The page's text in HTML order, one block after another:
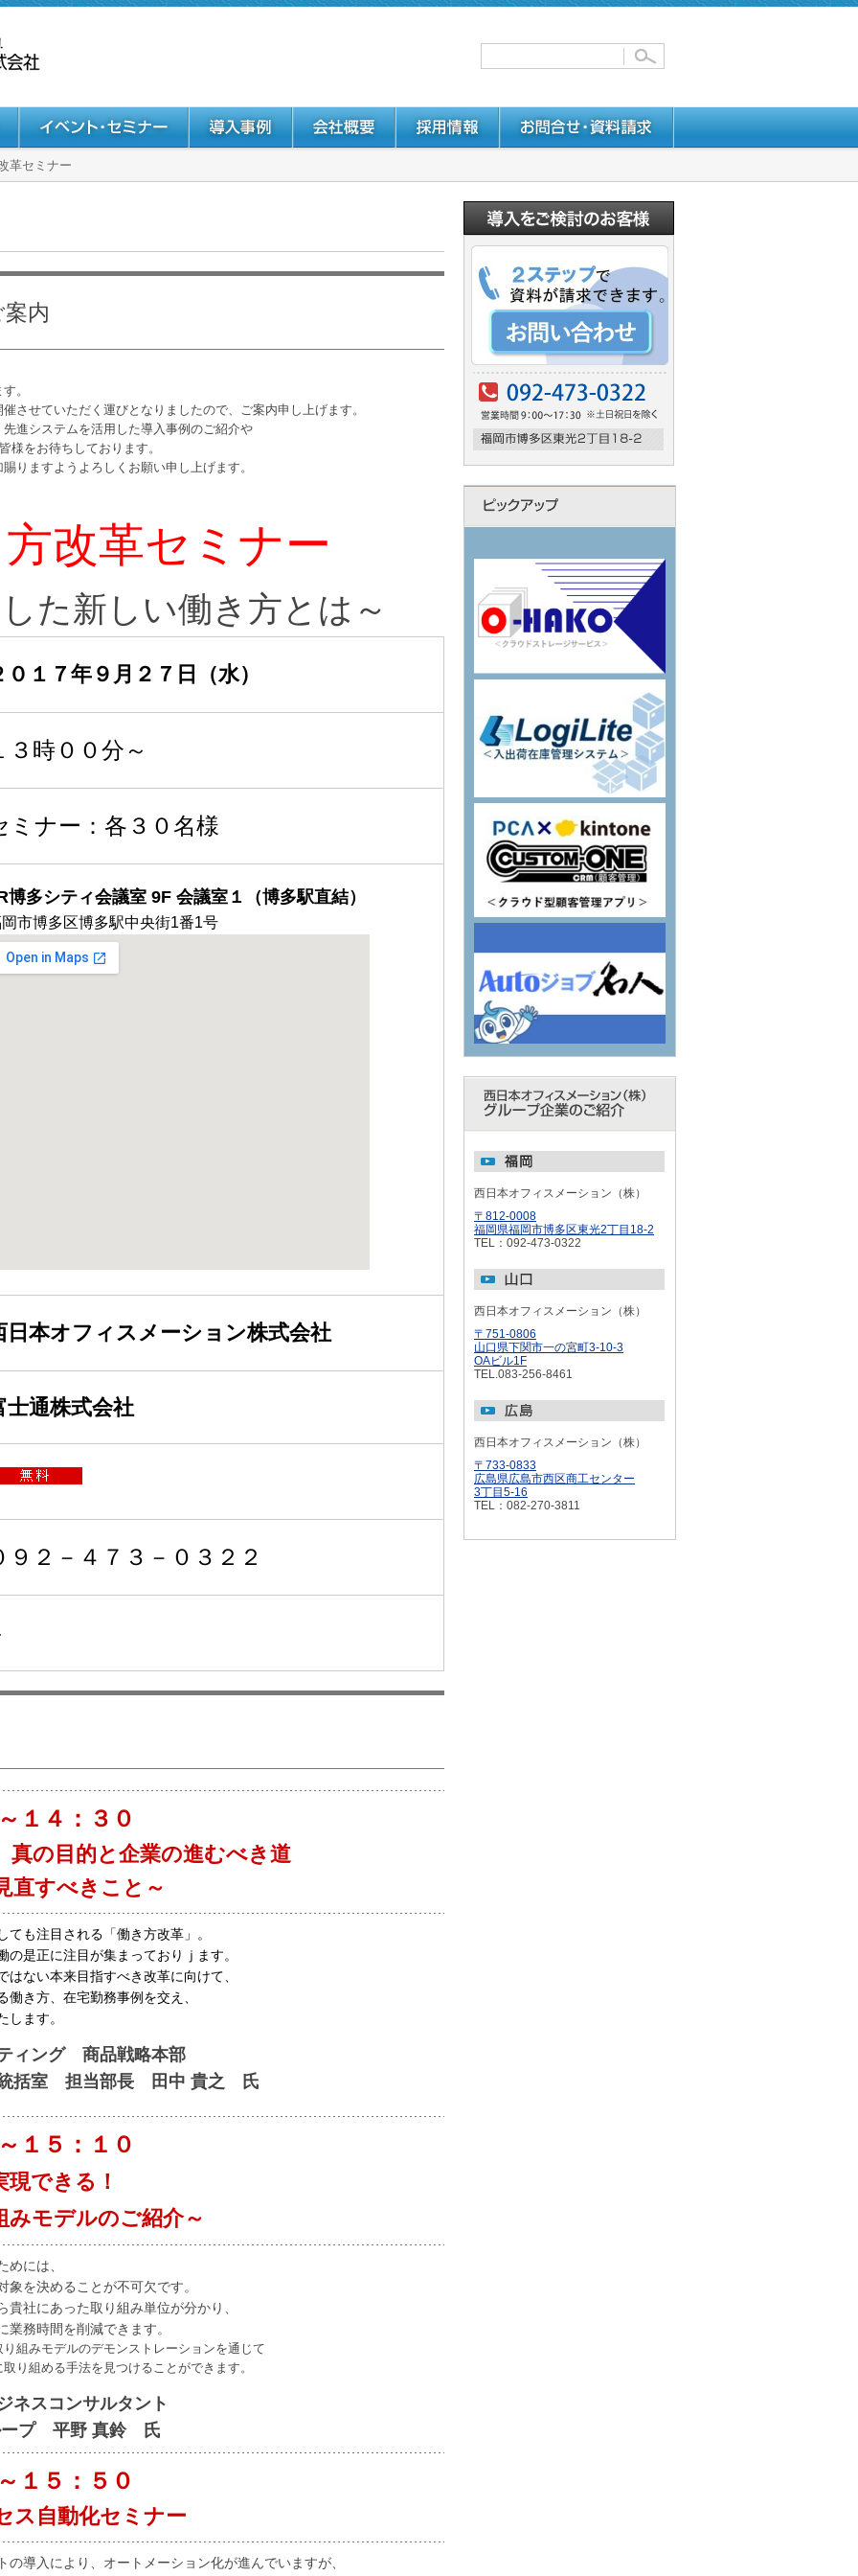
革セミナー
内
。
せていただく運びとなりましたので、ご案内申し上げます。
進システムを活用した導入事例のご紹介や
をお待ちしております。
ますようよろしくお願い申し上げます。
改革セミナー
た新しい働き方とは～
０１７年９月２７日（水）
３時００分～
ミナー：各３０名様
博多シティ会議室 9F 会議室１（博多駅直結）
市博多区博多駅中央街1番1号
日本オフィスメーション株式会社
士通株式会社
９２－４７３－０３２２
１４：３０
真の目的と企業の進むべき道
直すべきこと～
も注目される「働き方改革」。
是正に注目が集まっておりｊます。
ない本来目指すべき改革に向けて、
き方、在宅勤務事例を交え、
ます。
ィング 商品戦略本部
担当部長 田中 貴之 氏
１５：１０
できる！
みモデルのご紹介～
には、
を決めることが不可欠です。
社にあった取り組み単位が分かり、
務時間を削減できます。
組みモデルのデモンストレーションを通じて
り組める手法を見つけることができます。
ネスコンサルタント
平野 真鈴 氏
１５：５０
ス自動化セミナー
導入により、オートメーション化が進んでいますが、
西日本オフィスメーション（株）
〒812-0008
福岡県福岡市博多区東光2丁目18-2
TEL：092-473-0322
西日本オフィスメーション（株）
〒751-0806
山口県下関市一の宮町3-10-3
OAビル1F
TEL.083-256-8461
西日本オフィスメーション（株）
〒733-0833
広島県広島市西区商工センター
3丁目5-16
TEL：082-270-3811